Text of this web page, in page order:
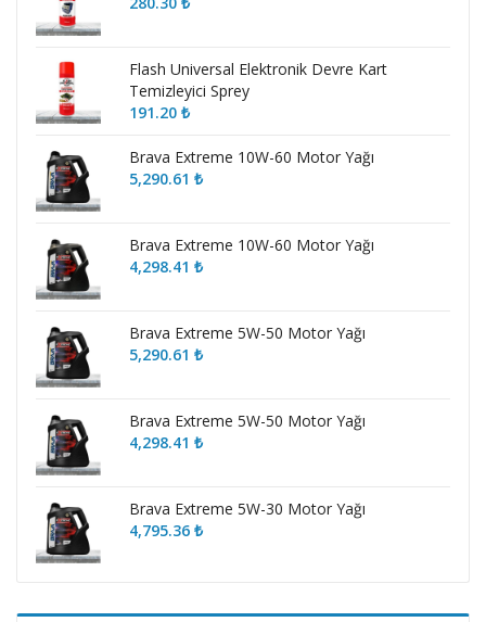
Flash Universal Elektronik Devre Kart
Temizleyici Sprey
191.20₺
Brava Extreme 10W-60 Motor Yağı
5,290.61₺
Brava Extreme 10W-60 Motor Yağı
4,298.41₺
Brava Extreme 5W-50 Motor Yağı
5,290.61₺
Brava Extreme 5W-50 Motor Yağı
4,298.41₺
Brava Extreme 5W-30 Motor Yağı
4,795.36₺